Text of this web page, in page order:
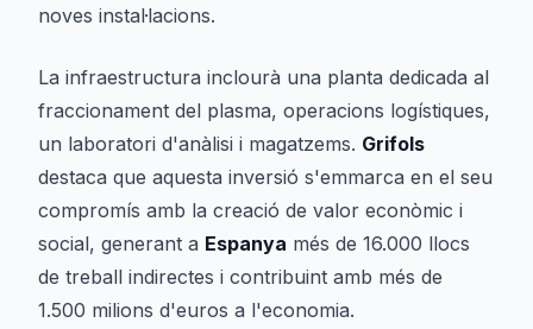
noves instal·lacions.
La infraestructura inclourà una planta dedicada al
fraccionament del plasma, operacions logístiques,
un laboratori d'anàlisi i magatzems. Grifols
destaca que aquesta inversió s'emmarca en el seu
compromís amb la creació de valor econòmic i
social, generant a Espanya més de 16.000 llocs
de treball indirectes i contribuint amb més de
1.500 milions d'euros a l'economia.